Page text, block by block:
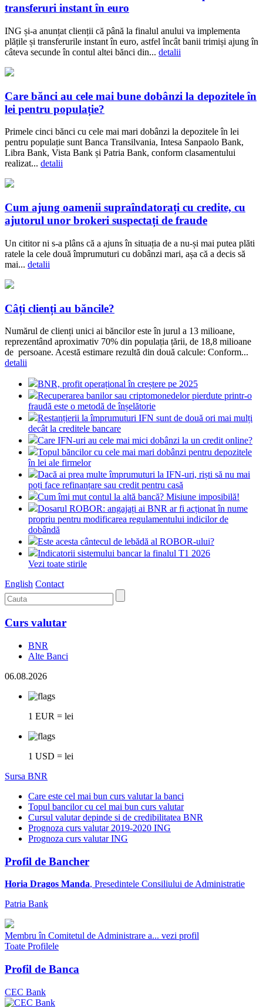
transferuri instant în euro
ING și-a anunțat clienții că până la finalul anului va implementa
plățile și transferurile instant în euro, astfel încât banii trimiși ajung în
câteva secunde în contul altei bănci din... detalii
Care bănci au cele mai bune dobânzi la depozitele în
lei pentru populație?
Primele cinci bănci cu cele mai mari dobânzi la depozitele în lei
pentru populație sunt Banca Transilvania, Intesa Sanpaolo Bank,
Libra Bank, Vista Bank și Patria Bank, conform clasamentului
realizat... detalii
Cum ajung oamenii supraîndatorați cu credite, cu
ajutorul unor brokeri suspectați de fraude
Un cititor ni s-a plâns că a ajuns în situația de a nu-și mai putea plăti
ratele la cele două împrumuturi cu dobânzi mari, așa că a decis să
mai... detalii
Câți clienți au băncile?
Numărul de clienți unici ai băncilor este în jurul a 13 milioane,
reprezentând aproximativ 70% din populația țării, de 18,8 milioane
de persoane. Acestă estimare rezultă din două calcule: Conform...
detalii
BNR, profit operațional în creștere pe 2025
Recuperarea banilor sau criptomonedelor pierdute printr-o
fraudă este o metodă de înșelătorie
Restanțierii la împrumuturi IFN sunt de două ori mai mulți
decât la creditele bancare
Care IFN-uri au cele mai mici dobânzi la un credit online?
Topul băncilor cu cele mai mari dobânzi pentru depozitele
în lei ale firmelor
Dacă ai prea multe împrumuturi la IFN-uri, riști să nu mai
poți face refinanțare sau credit pentru casă
Cum îmi mut contul la altă bancă? Misiune imposibilă!
Dosarul ROBOR: angajați ai BNR ar fi acționat în nume
propriu pentru modificarea regulamentului indicilor de
dobândă
Este acesta cântecul de lebădă al ROBOR-ului?
Indicatorii sistemului bancar la finalul T1 2026
Vezi toate stirile
English Contact
Curs valutar
BNR
Alte Banci
06.08.2026
1 EUR = lei
1 USD = lei
Sursa BNR
Care este cel mai bun curs valutar la banci
Topul bancilor cu cel mai bun curs valutar
Cursul valutar depinde si de credibilitatea BNR
Prognoza curs valutar 2019-2020 ING
Prognoza curs valutar ING
Profil de Bancher
Horia Dragos Manda, Presedintele Consiliului de Administratie
Patria Bank
Membru în Comitetul de Administrare a... vezi profil
Toate Profilele
Profil de Banca
CEC Bank